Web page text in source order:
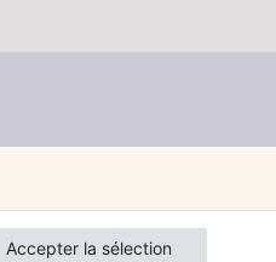
Accepter la sélection